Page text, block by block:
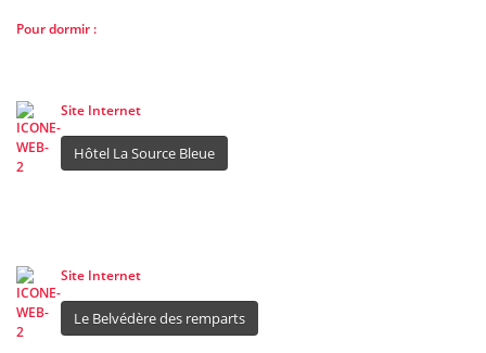
Pour dormir :
Site Internet
Hôtel La Source Bleue
Site Internet
Le Belvédère des remparts